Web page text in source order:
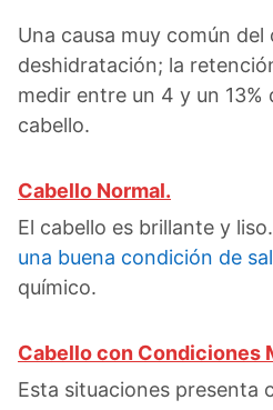
Una causa muy común del
deshidratación; la
medir entre un 4 y un
cabello.
Cabello Normal.
El cabello es brillante y
una buena condición de
químico.
Cabello con Condiciones
Esta situaciones presenta